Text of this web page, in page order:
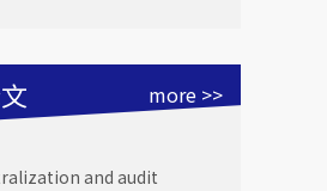
more >>
and audit